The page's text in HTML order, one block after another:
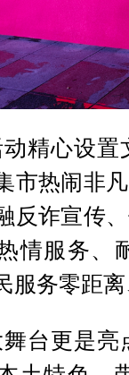
精心设置
市热闹非
反诈宣传
情服务、
服务零距
台更是亮